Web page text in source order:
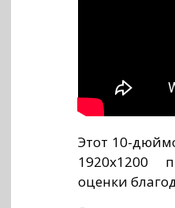
Этот 10-
1920x1200
оценки